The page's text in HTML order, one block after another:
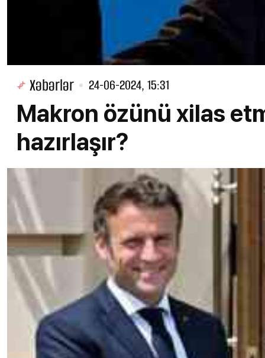
Xəbərlər 24-06-2024, 15:31
Makron özünü xilas
hazırlaşır?